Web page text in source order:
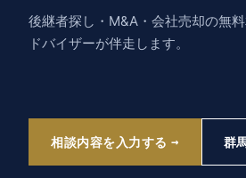
後継者探し・M&A・会社売却の無
ドバイザーが伴走します。
相談内容を入力する 群